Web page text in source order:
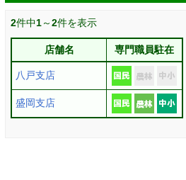
2件中1～2件を表示
店舗名 専門職員駐在
八戸支店
盛岡支店